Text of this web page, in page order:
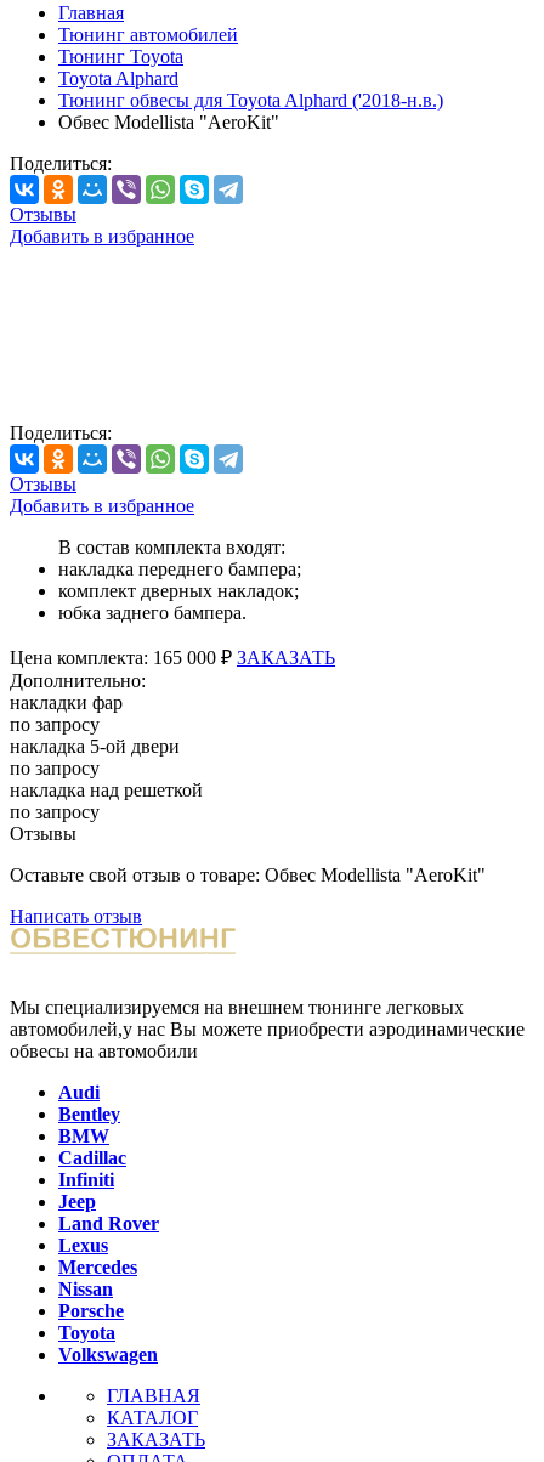
Главная
Тюнинг автомобилей
Тюнинг Toyota
Toyota Alphard
Тюнинг обвесы для Toyota Alphard ('2018-н.в.)
Обвес Modellista "AeroKit"
Поделиться:
Отзывы
Добавить в избранное
Поделиться:
Отзывы
Добавить в избранное
В состав комплекта входят:
накладка переднего бампера;
комплект дверных накладок;
юбка заднего бампера.
Цена комплекта: 165 000 ₽ ЗАКАЗАТЬ
Дополнительно:
накладки фар
по запросу
накладка 5-ой двери
по запросу
накладка над решеткой
по запросу
Отзывы
Оставьте свой отзыв о товаре: Обвес Modellista "AeroKit"
Написать отзыв
Мы специализируемся на внешнем тюнинге легковых
автомобилей,у нас Вы можете приобрести аэродинамические
обвесы на автомобили
Audi
Bentley
BMW
Cadillac
Infiniti
Jeep
Land Rover
Lexus
Mercedes
Nissan
Porsche
Toyota
Volkswagen
ГЛАВНАЯ
КАТАЛОГ
ЗАКАЗАТЬ